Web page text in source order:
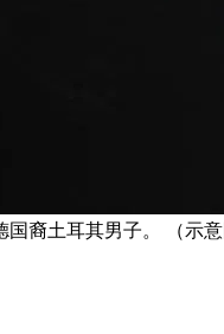
裔土耳其男子。 （示意